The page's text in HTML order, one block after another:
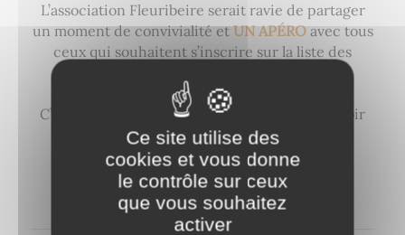
L’association Fleuribeire serait ravie de partager
un moment de convivialité etUN APÉROavec tous
ceux qui souhaitent s’inscrire sur la liste des
C’est grâce à ses bénévoles que la fête peut avoir
lieu… Merci à vous !
À très bientôt,
L’équipe Fleuribeire
Ce site utilise des
cookies et vous donne
le contrôle sur ceux
que vous souhaitez
activer